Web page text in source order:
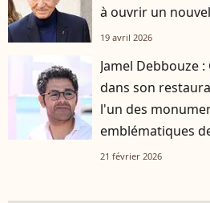
à ouvrir un
19 avril 2026
Jamel Debbouze
dans son
l'un des
emblématiques
21 février 2026